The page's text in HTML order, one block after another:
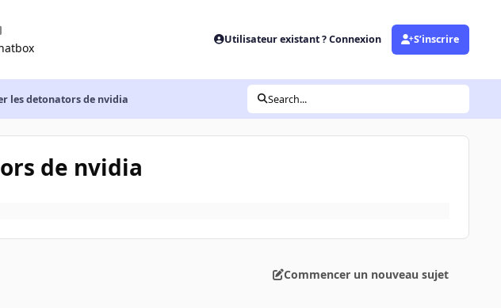
Utilisateur existant ? Connexion S’inscrire
les detonators de nvidia Search...
de nvidia
Commencer un nouveau sujet